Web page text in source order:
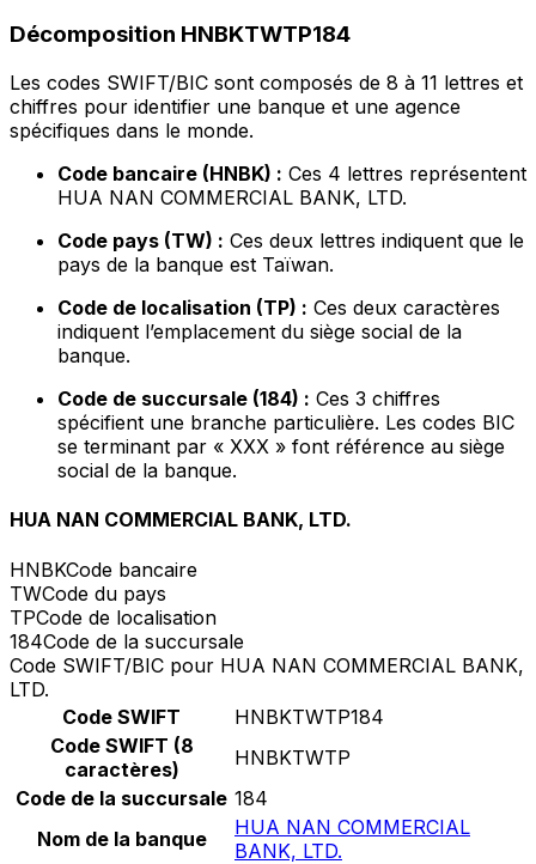
Décomposition HNBKTWTP184
Les codes SWIFT/BIC sont composés de 8 à 11 lettres et
chiffres pour identifier une banque et une agence
spécifiques dans le monde.
Code bancaire (HNBK) : Ces 4 lettres représentent
HUA NAN COMMERCIAL BANK, LTD.
Code pays (TW) : Ces deux lettres indiquent que le
pays de la banque est Taïwan.
Code de localisation (TP) : Ces deux caractères
indiquent l’emplacement du siège social de la
banque.
Code de succursale (184) : Ces 3 chiffres
spécifient une branche particulière. Les codes BIC
se terminant par « XXX » font référence au siège
social de la banque.
HUA NAN COMMERCIAL BANK, LTD.
HNBKCode bancaire
TWCode du pays
TPCode de localisation
184Code de la succursale
Code SWIFT/BIC pour HUA NAN COMMERCIAL BANK,
LTD.
Code SWIFT
HNBKTWTP184
Code SWIFT (8
caractères)
HNBKTWTP
Code de la succursale 184
Nom de la banque
HUA NAN COMMERCIAL
BANK, LTD.